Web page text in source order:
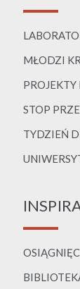
MŁODZI
PROJEKTY
STOP
TYDZIEŃ